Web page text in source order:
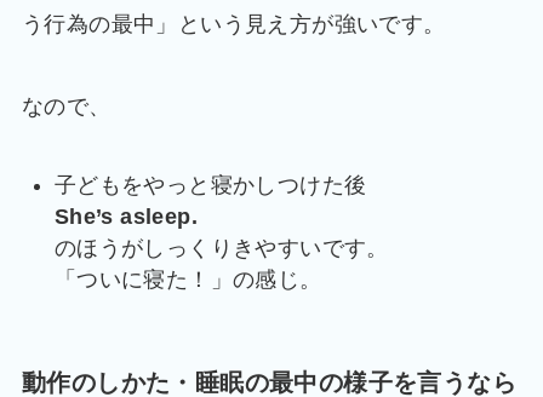
う行為の最中」という見え方が強いです。
なので、
子どもをやっと寝かしつけた後
She’s asleep.
のほうがしっくりきやすいです。
「ついに寝た！」の感じ。
動作のしかた・睡眠の最中の様子を言うなら